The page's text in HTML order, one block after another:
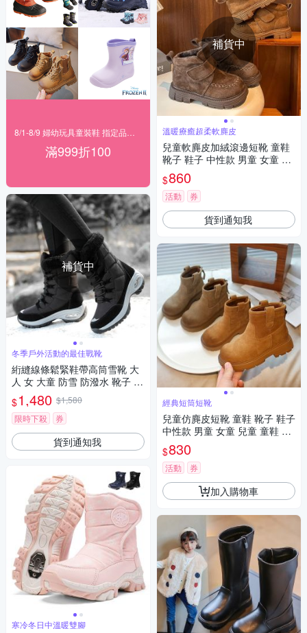
滿999折100
補貨中
冬季戶外活動的最佳戰靴
絎縫線條鬆緊鞋帶高筒雪靴 大
人 女 大童 防雪 防潑水 靴子 滑
雪 雪鞋 寒流 保暖 日本 韓國 橘
魔法 現貨【BB9175】
$1,480 $1,580
限時下殺
券
貨到通知我
寒冷冬日中溫暖雙腳
補貨中
溫暖療癒超柔軟麂皮
兒童軟麂皮加絨滾邊短靴 童鞋
靴子 鞋子 中性款 男童 女童 橘
魔法 現貨【BB9146】
$860
活動 券
貨到通知我
經典短筒短靴
兒童仿麂皮短靴 童鞋 靴子 鞋子
中性款 男童 女童 兒童 童鞋 橘
魔法 現貨 【BB8952】
$830
活動 券
加入購物車